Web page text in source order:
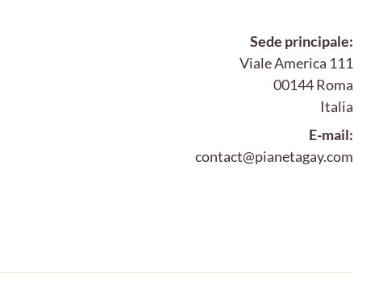
Sede principale:
Viale America 111
00144 Roma
Italia
E-mail:
contact@pianetagay.com